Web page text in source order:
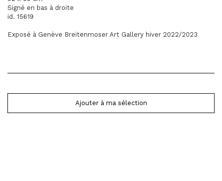
Signé en bas à droite
id. 15619
Exposé à Genève Breitenmoser Art Gallery hiver 2022/2023
Ajouter à ma sélection